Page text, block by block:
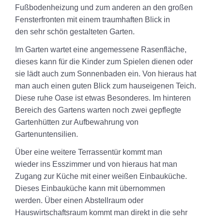
Fußbodenheizung und zum anderen an den großen
Fensterfronten mit einem traumhaften Blick in
den sehr schön gestalteten Garten.
Im Garten wartet eine angemessene Rasenfläche,
dieses kann für die Kinder zum Spielen dienen oder
sie lädt auch zum Sonnenbaden ein. Von hieraus hat
man auch einen guten Blick zum hauseigenen Teich.
Diese ruhe Oase ist etwas Besonderes. Im hinteren
Bereich des Gartens warten noch zwei gepflegte
Gartenhütten zur Aufbewahrung von
Gartenuntensilien.
Über eine weitere Terrassentür kommt man
wieder ins Esszimmer und von hieraus hat man
Zugang zur Küche mit einer weißen Einbauküche.
Dieses Einbauküche kann mit übernommen
werden. Über einen Abstellraum oder
Hauswirtschaftsraum kommt man direkt in die sehr